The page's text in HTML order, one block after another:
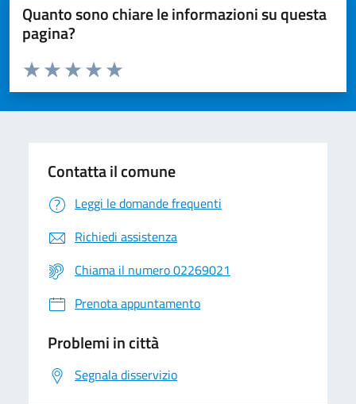
Quanto sono chiare le informazioni su questa
pagina?
Valuta da 1 a 5 stelle la pagina
Valuta 5 stelle su 5
Valuta 4 stelle su 5
Valuta 3 stelle su 5
Valuta 2 stelle su 5
Valuta 1 stelle su 5
Contatta il comune
Leggi le domande frequenti
Richiedi assistenza
Chiama il numero 02269021
Prenota appuntamento
Problemi in città
Segnala disservizio